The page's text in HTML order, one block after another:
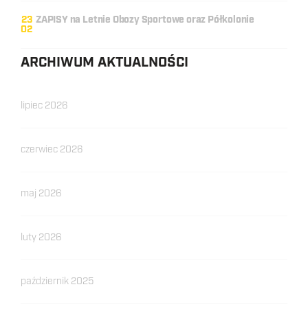
23
02
ZAPISY na Letnie Obozy Sportowe oraz Półkolonie
ARCHIWUM AKTUALNOŚCI
lipiec 2026
czerwiec 2026
maj 2026
luty 2026
październik 2025